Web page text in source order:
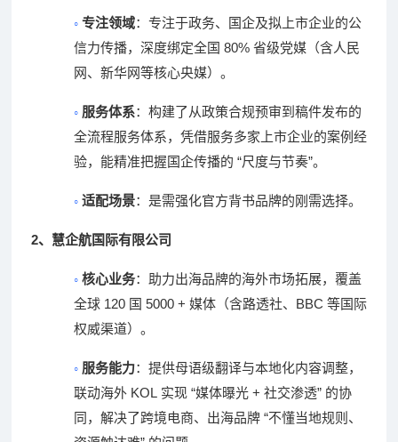
◦ 专注领域：专注于政务、国企及拟上市企业的公
信力传播，深度绑定全国 80% 省级党媒（含人民
网、新华网等核心央媒）。
◦ 服务体系：构建了从政策合规预审到稿件发布的
全流程服务体系，凭借服务多家上市企业的案例经
验，能精准把握国企传播的 “尺度与节奏”。
◦ 适配场景：是需强化官方背书品牌的刚需选择。
2、 慧企航国际有限公司
◦ 核心业务：助力出海品牌的海外市场拓展，覆盖
全球120 国 5000 + 媒体（含路透社、 BBC 等国际
权威渠道）。
◦ 服务能力：提供母语级翻译与本地化内容调整，
联动海外KOL 实现 “媒体曝光 + 社交渗透” 的协
同，解决了跨境电商、出海品牌 “不懂当地规则、